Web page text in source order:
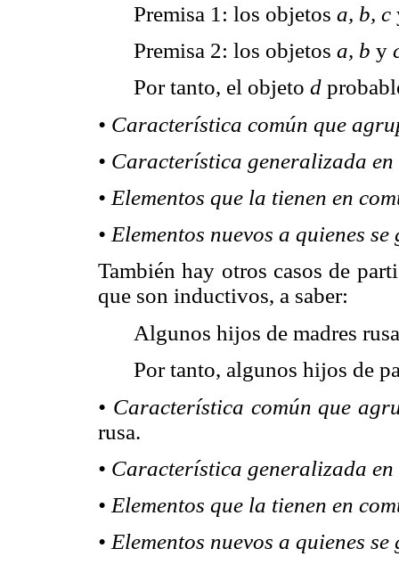
Premisa 1: los objetos a, b, c
Premisa 2: los objetos a, b y
Por tanto, el objeto d
• Característica común que
• Característica generalizada
• Elementos que la tienen en
• Elementos nuevos a quienes
También hay otros casos de
que son inductivos, a saber:
Algunos hijos de madres
Por tanto, algunos hijos de
• Característica común que
rusa.
• Característica generalizada
• Elementos que la tienen en
• Elementos nuevos a quienes